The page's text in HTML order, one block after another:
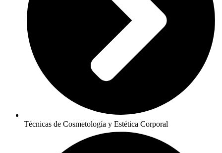
Técnicas de Cosmetología y Estética Corporal